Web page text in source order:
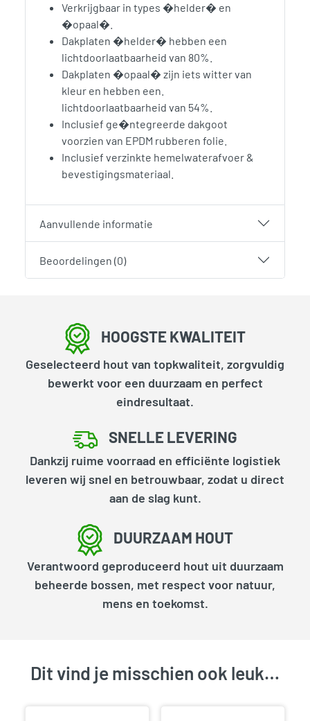
Verkrijgbaar in types �helder� en
�opaal�.
Dakplaten �helder� hebben een
lichtdoorlaatbaarheid van 80%.
Dakplaten �opaal� zijn iets witter van
kleur en hebben een.
lichtdoorlaatbaarheid van 54%.
Inclusief ge�ntegreerde dakgoot
voorzien van EPDM rubberen folie.
Inclusief verzinkte hemelwaterafvoer &
bevestigingsmateriaal.
Aanvullende informatie
Beoordelingen (0)
HOOGSTE KWALITEIT
Geselecteerd hout van topkwaliteit, zorgvuldig
bewerkt voor een duurzaam en perfect
eindresultaat.
SNELLE LEVERING
Dankzij ruime voorraad en efficiënte logistiek
leveren wij snel en betrouwbaar, zodat u direct
aan de slag kunt.
DUURZAAM HOUT
Verantwoord geproduceerd hout uit duurzaam
beheerde bossen, met respect voor natuur,
mens en toekomst.
Dit vind je misschien ook leuk…